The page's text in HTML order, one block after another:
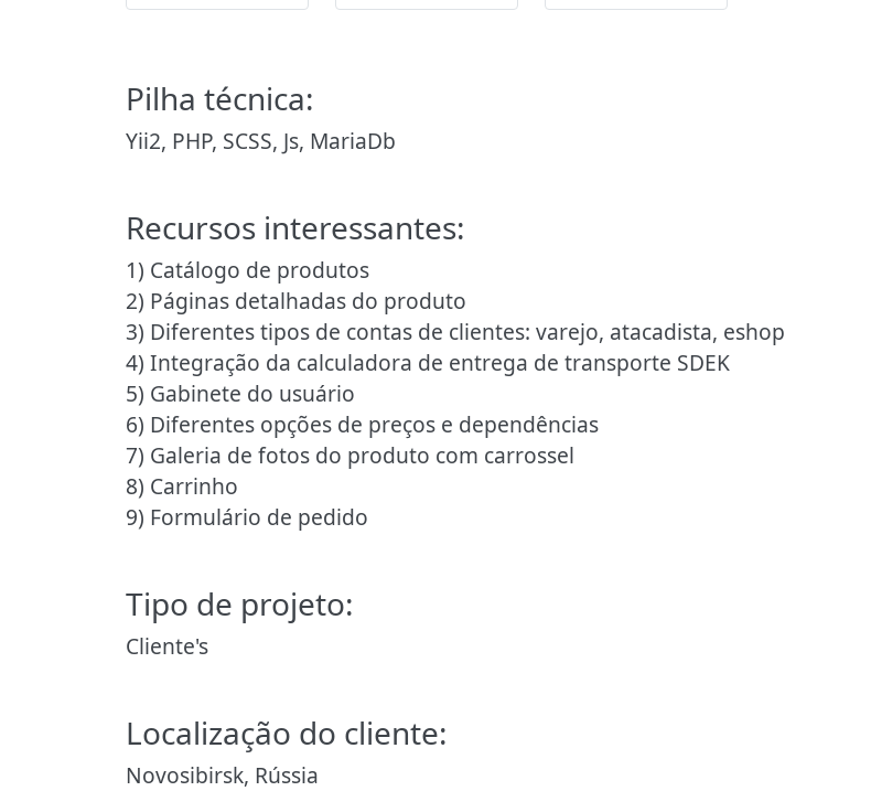
Pilha técnica:
Yii2, PHP, SCSS, Js, MariaDb
Recursos interessantes:
1) Catálogo de produtos
2) Páginas detalhadas do produto
3) Diferentes tipos de contas de clientes: varejo, atacadista, eshop
4) Integração da calculadora de entrega de transporte SDEK
5) Gabinete do usuário
6) Diferentes opções de preços e dependências
7) Galeria de fotos do produto com carrossel
8) Carrinho
9) Formulário de pedido
Tipo de projeto:
Cliente's
Localização do cliente:
Novosibirsk, Rússia